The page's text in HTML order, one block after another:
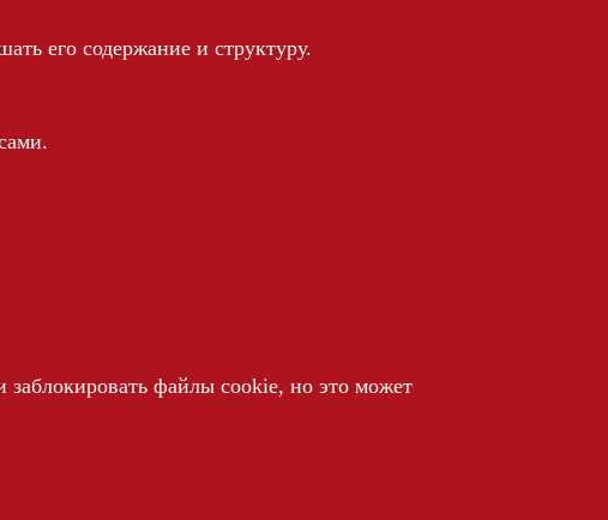
его содержание и структуру.
файлы cookie, но это может